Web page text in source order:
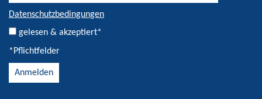
Datenschutzbedingungen
gelesen & akzeptiert*
*Pflichtfelder